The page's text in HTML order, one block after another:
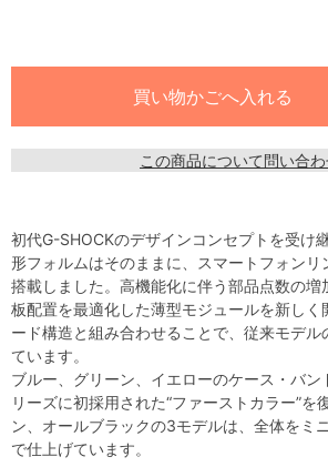
この商品について問い合わ
初代G-SHOCKのデザインコンセプトを受け
形フォルムはそのままに、スマートフォンリ
搭載しました。高機能化に伴う部品点数の増
板配置を最適化した薄型モジュールを新しく
ード構造と組み合わせることで、従来モデル
ています。
ブルー、グリーン、イエローのケース・バ
リーズに初採用された“ファーストカラー”を
ン、オールブラックの3モデルは、全体をミ
で仕上げています。